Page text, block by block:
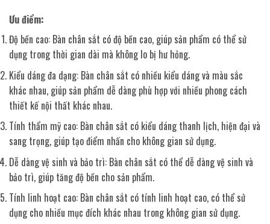
Ưu điểm:
Độ bền cao: Bàn chân sắt có độ bền cao, giúp sản phẩm có thể sử
dụng trong thời gian dài mà không lo bị hư hỏng.
Kiểu dáng đa dạng: Bàn chân sắt có nhiều kiểu dáng và màu sắc
khác nhau, giúp sản phẩm dễ dàng phù hợp với nhiều phong cách
thiết kế nội thất khác nhau.
Tính thẩm mỹ cao: Bàn chân sắt có kiểu dáng thanh lịch, hiện đại và
sang trọng, giúp tạo điểm nhấn cho không gian sử dụng.
Dễ dàng vệ sinh và bảo trì: Bàn chân sắt có thể dễ dàng vệ sinh và
bảo trì, giúp tăng độ bền cho sản phẩm.
Tính linh hoạt cao: Bàn chân sắt có tính linh hoạt cao, có thể sử
dụng cho nhiều mục đích khác nhau trong không gian sử dụng.